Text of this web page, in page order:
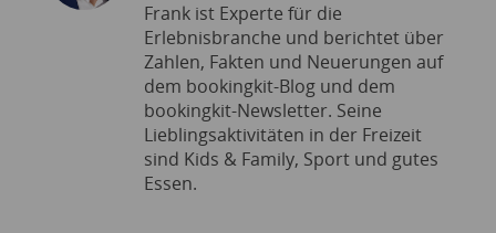
Frank ist Experte für die
Erlebnisbranche und berichtet über
Zahlen, Fakten und Neuerungen auf
dem bookingkit-Blog und dem
bookingkit-Newsletter. Seine
Lieblingsaktivitäten in der Freizeit
sind Kids & Family, Sport und gutes
Essen.